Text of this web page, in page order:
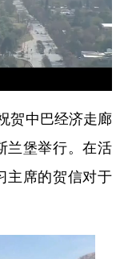
数字经济
溯源中国
悦读
上市公司
中巴经济走廊
兰堡举行。在活
主席的贺信对于